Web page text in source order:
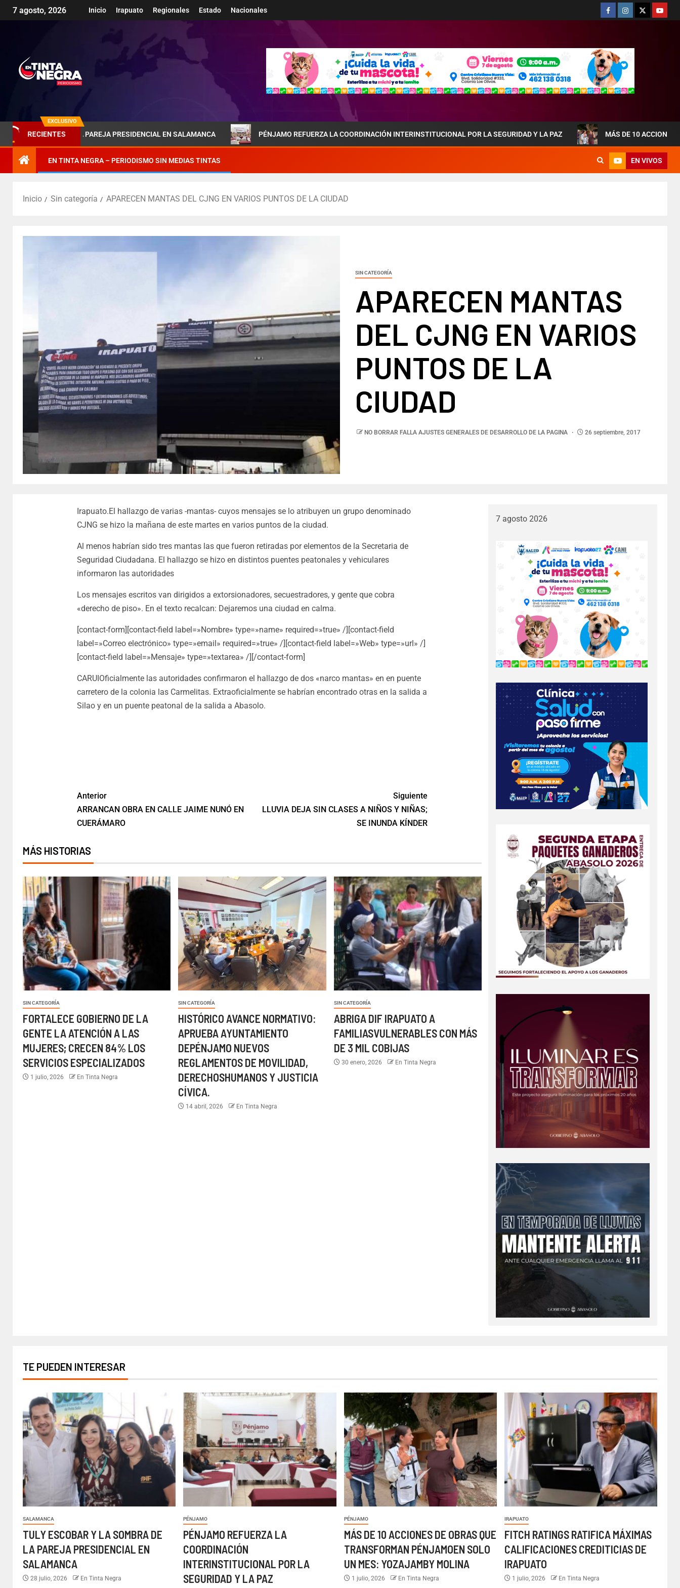
7 agosto, 2026 Inicio Irapuato Regionales Estado Nacionales
EXCLUSIVO
RECIENTES
DE LA PAREJA PRESIDENCIAL EN SALAMANCA PÉNJAMO REFUERZA LA COORDINACIÓN INTERINSTITUCIONAL POR LA SEGURIDAD Y LA PAZ MÁS DE 10 ACCIONES DE
EN TINTA NEGRA – PERIODISMO SIN MEDIAS TINTAS EN VIVOS
Inicio Sin categoría APARECEN MANTAS DEL CJNG EN VARIOS PUNTOS DE LA CIUDAD
SIN CATEGORÍA
APARECEN MANTAS
DEL CJNG EN VARIOS
PUNTOS DE LA
CIUDAD
NO BORRAR FALLA AJUSTES GENERALES DE DESARROLLO DE LA PAGINA 26 septiembre, 2017
Irapuato.El hallazgo de varias -mantas- cuyos mensajes se lo atribuyen un grupo denominado
CJNG se hizo la mañana de este martes en varios puntos de la ciudad.
Al menos habrían sido tres mantas las que fueron retiradas por elementos de la Secretaria de
Seguridad Ciudadana. El hallazgo se hizo en distintos puentes peatonales y vehiculares
informaron las autoridades
Los mensajes escritos van dirigidos a extorsionadores, secuestradores, y gente que cobra
«derecho de piso». En el texto recalcan: Dejaremos una ciudad en calma.
[contact-form][contact-field label=»Nombre» type=»name» required=»true» /][contact-field
label=»Correo electrónico» type=»email» required=»true» /][contact-field label=»Web» type=»url» /]
[contact-field label=»Mensaje» type=»textarea» /][/contact-form]
CARUIOficialmente las autoridades confirmaron el hallazgo de dos «narco mantas» en en puente
carretero de la colonia las Carmelitas. Extraoficialmente se habrían encontrado otras en la salida a
Silao y en un puente peatonal de la salida a Abasolo.
Anterior
ARRANCAN OBRA EN CALLE JAIME NUNÓ EN
CUERÁMARO
Siguiente
LLUVIA DEJA SIN CLASES A NIÑOS Y NIÑAS;
SE INUNDA KÍNDER
MÁS HISTORIAS
SIN CATEGORÍA
FORTALECE GOBIERNO DE LA
GENTE LA ATENCIÓN A LAS
MUJERES; CRECEN 84% LOS
SERVICIOS ESPECIALIZADOS
1 julio, 2026 En Tinta Negra
SIN CATEGORÍA
HISTÓRICO AVANCE NORMATIVO:
APRUEBA AYUNTAMIENTO
DEPÉNJAMO NUEVOS
REGLAMENTOS DE MOVILIDAD,
DERECHOSHUMANOS Y JUSTICIA
CÍVICA.
14 abril, 2026 En Tinta Negra
SIN CATEGORÍA
ABRIGA DIF IRAPUATO A
FAMILIASVULNERABLES CON MÁS
DE 3 MIL COBIJAS
30 enero, 2026 En Tinta Negra
7 agosto 2026
TE PUEDEN INTERESAR
SALAMANCA
TULY ESCOBAR Y LA SOMBRA DE
LA PAREJA PRESIDENCIAL EN
SALAMANCA
28 julio, 2026 En Tinta Negra
PÉNJAMO
PÉNJAMO REFUERZA LA
COORDINACIÓN
INTERINSTITUCIONAL POR LA
SEGURIDAD Y LA PAZ
PÉNJAMO
MÁS DE 10 ACCIONES DE OBRAS QUE
TRANSFORMAN PÉNJAMOEN SOLO
UN MES: YOZAJAMBY MOLINA
1 julio, 2026 En Tinta Negra
IRAPUATO
FITCH RATINGS RATIFICA MÁXIMAS
CALIFICACIONES CREDITICIAS DE
IRAPUATO
1 julio, 2026 En Tinta Negra